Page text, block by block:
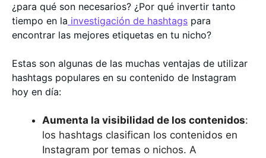
¿para qué son necesarios? ¿Por qué invertir tanto
tiempo en la investigación de hashtags para
encontrar las mejores etiquetas en tu nicho?
Estas son algunas de las muchas ventajas de utilizar
hashtags populares en su contenido de Instagram
hoy en día:
Aumenta la visibilidad de los contenidos:
los hashtags clasifican los contenidos en
Instagram por temas o nichos. A